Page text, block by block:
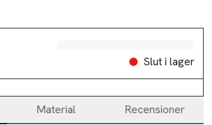
Slut i lager
Material Recensioner